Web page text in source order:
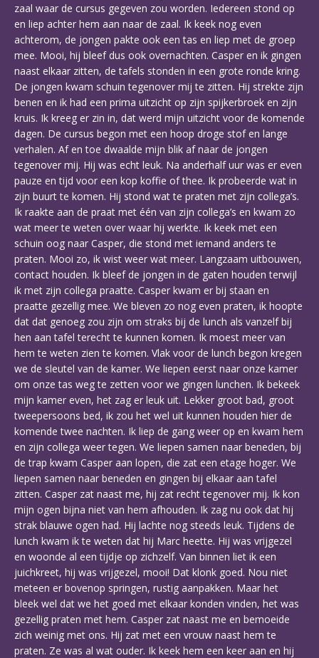
zaal waar de cursus gegeven zou worden. Iedereen stond op
en liep achter hem aan naar de zaal. Ik keek nog even
achterom, de jongen pakte ook een tas en liep met de groep
mee. Mooi, hij bleef dus ook overnachten. Casper en ik gingen
naast elkaar zitten, de tafels stonden in een grote ronde kring.
De jongen kwam schuin tegenover mij te zitten. Hij strekte zijn
benen en ik had een prima uitzicht op zijn spijkerbroek en zijn
kruis. Ik kreeg er zin in, dat werd mijn uitzicht voor de komende
dagen. De cursus begon met een hoop droge stof en lange
verhalen. Af en toe dwaalde mijn blik af naar de jongen
tegenover mij. Hij was echt leuk. Na anderhalf uur was er even
pauze en tijd voor een kop koffie of thee. Ik probeerde wat in
zijn buurt te komen. Hij stond wat te praten met zijn collega’s.
Ik raakte aan de praat met één van zijn collega’s en kwam zo
wat meer te weten over waar hij werkte. Ik keek met een
schuin oog naar Casper, die stond met iemand anders te
praten. Mooi zo, ik wist weer wat meer. Langzaam uitbouwen,
contact houden. Ik bleef de jongen in de gaten houden terwijl
ik met zijn collega praatte. Casper kwam er bij staan en
praatte gezellig mee. We bleven zo nog even praten, ik hoopte
dat dat genoeg zou zijn om straks bij de lunch als vanzelf bij
hen aan tafel terecht te kunnen komen. Ik moest meer van
hem te weten zien te komen. Vlak voor de lunch begon kregen
we de sleutel van de kamer. We liepen eerst naar onze kamer
om onze tas weg te zetten voor we gingen lunchen. Ik bekeek
mijn kamer even, het zag er leuk uit. Lekker groot bad, groot
tweepersoons bed, ik zou het wel uit kunnen houden hier de
komende twee nachten. Ik liep de gang weer op en kwam hem
en zijn collega weer tegen. We liepen samen naar beneden, bij
de trap kwam Casper aan lopen, die zat een etage hoger. We
liepen samen naar beneden en gingen bij elkaar aan tafel
zitten. Casper zat naast me, hij zat recht tegenover mij. Ik kon
mijn ogen bijna niet van hem afhouden. Ik zag nu ook dat hij
strak blauwe ogen had. Hij lachte nog steeds leuk. Tijdens de
lunch kwam ik te weten dat hij Marc heette. Hij was vrijgezel
en woonde al een tijdje op zichzelf. Van binnen liet ik een
juichkreet, hij was vrijgezel, mooi! Dat klonk goed. Nou niet
meteen er bovenop springen, rustig aanpakken. Maar het
bleek wel dat we het goed met elkaar konden vinden, het was
gezellig praten met hem. Casper zat naast me en bemoeide
zich weinig met ons. Hij zat met een vrouw naast hem te
praten. Ze was al wat ouder. Ik keek hem een keer aan en hij